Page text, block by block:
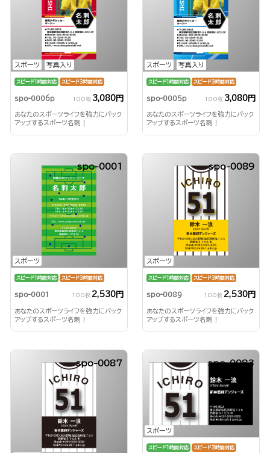
スポーツ 写真入り
スピード1時間対応 スピード3時間対応
spo-0006p 100枚 3,080円
あなたのスポーツライフを強力にバック
アップするスポーツ名刺！
スポーツ 写真入り
スピード1時間対応 スピード3時間対応
spo-0005p 100枚 3,080円
あなたのスポーツライフを強力にバック
アップするスポーツ名刺！
スポーツ
spo-0001
スピード1時間対応 スピード3時間対応
spo-0001 100枚 2,530円
あなたのスポーツライフを強力にバック
アップするスポーツ名刺！
スポーツ
spo-0089
スピード1時間対応 スピード3時間対応
spo-0089 100枚 2,530円
あなたのスポーツライフを強力にバック
アップするスポーツ名刺！
spo-0087
スポーツ
spo-0083
スピード1時間対応 スピード3時間対応